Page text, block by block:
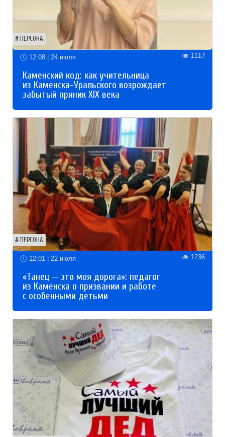
ПЕРСОНА
12:08 | 24 июля 1117
Каменский код: как учительница
из Каменска-Уральского возрождает
забытый пряник XIX века
ПЕРСОНА
12:01 | 22 июля 1236
«Танец — это моя дорога»: педагог
из Каменска о призвании и работе
с особенными детьми